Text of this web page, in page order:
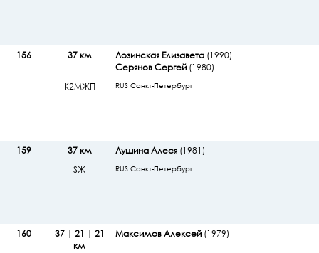
156 37 км
К2МЖП
Лозинская Елизавета(1990)
Серянов Сергей(1980)
RUS Санкт-Петербург
159
37 км
SЖ
Лушина Алеся(1981)
RUS Санкт-Петербург
160
37 | 21 | 21
км
Максимов Алексей(1979)